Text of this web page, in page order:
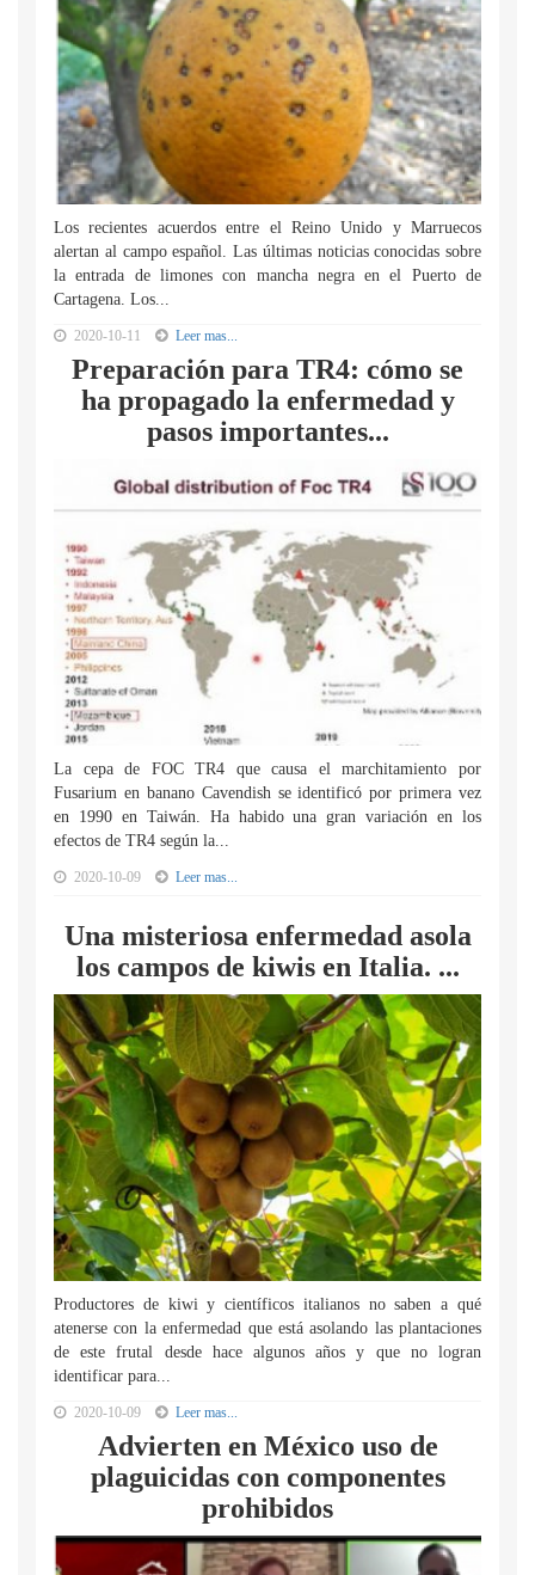
Los recientes acuerdos entre el Reino Unido y Marruecos
alertan al campo español. Las últimas noticias conocidas sobre
la entrada de limones con mancha negra en el Puerto de
Cartagena. Los...
2020-10-11 Leer mas...
Preparación para TR4: cómo se
ha propagado la enfermedad y
pasos importantes...
La cepa de FOC TR4 que causa el marchitamiento por
Fusarium en banano Cavendish se identificó por primera vez
en 1990 en Taiwán. Ha habido una gran variación en los
efectos de TR4 según la...
2020-10-09 Leer mas...
Una misteriosa enfermedad asola
los campos de kiwis en Italia. ...
Productores de kiwi y científicos italianos no saben a qué
atenerse con la enfermedad que está asolando las plantaciones
de este frutal desde hace algunos años y que no logran
identificar para...
2020-10-09 Leer mas...
Advierten en México uso de
plaguicidas con componentes
prohibidos